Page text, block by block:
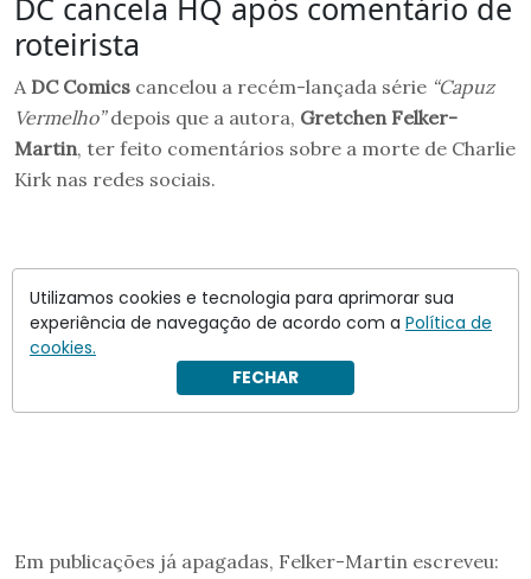
roteirista
A DC Comics cancelou a recém-lançada série “Capuz
Vermelho”depois que a autora, Gretchen Felker-
Martin, ter feito comentários sobre a morte de Charlie
Kirk nas redes sociais.
Em publicações já apagadas, Felker-Martin escreveu:
Utilizamos cookies e tecnologia para aprimorar sua
experiência de navegação de acordo com a Política de
cookies.
FECHAR